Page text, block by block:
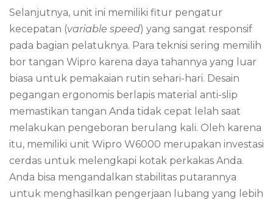
Selanjutnya, unit ini memiliki fitur pengatur
kecepatan (variable speed) yang sangat responsif
pada bagian pelatuknya. Para teknisi sering memilih
bor tangan Wipro karena daya tahannya yang luar
biasa untuk pemakaian rutin sehari-hari. Desain
pegangan ergonomis berlapis material anti-slip
memastikan tangan Anda tidak cepat lelah saat
melakukan pengeboran berulang kali. Oleh karena
itu, memiliki unit Wipro W6000 merupakan investasi
cerdas untuk melengkapi kotak perkakas Anda.
Anda bisa mengandalkan stabilitas putarannya
untuk menghasilkan pengerjaan lubang yang lebih